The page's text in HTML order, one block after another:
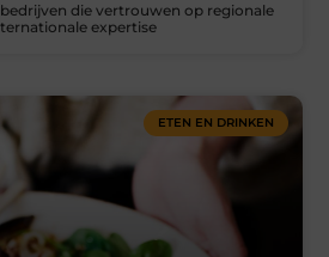
die vertrouwen op regionale
expertise
ETEN EN DRINKEN